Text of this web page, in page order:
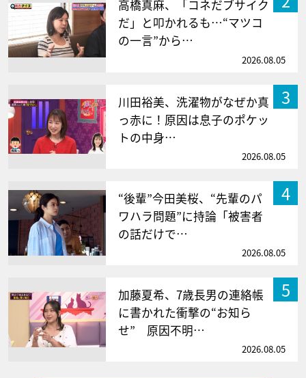
高橋真麻、「コネだブサイク
だ」と叩かれるも…“マツコ
の一言”から…
2026.08.05
3
川田裕美、洗濯物がなぜか真
っ赤に！原因は息子のポケッ
トの中身…
2026.08.05
4
“後輩”今田美桜、“先輩のパ
ワハラ問題”に持論「被害者
の話だけで…
2026.08.05
5
加藤夏希、7歳長男の連絡帳
に書かれた衝撃の“お知ら
せ” 原因不明…
2026.08.05